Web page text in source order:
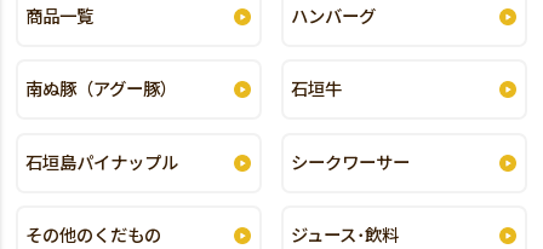
商品一覧 ハンバーグ
南ぬ豚（アグー豚） 石垣牛
石垣島パイナップル シークワーサー
その他のくだもの ジュース･飲料